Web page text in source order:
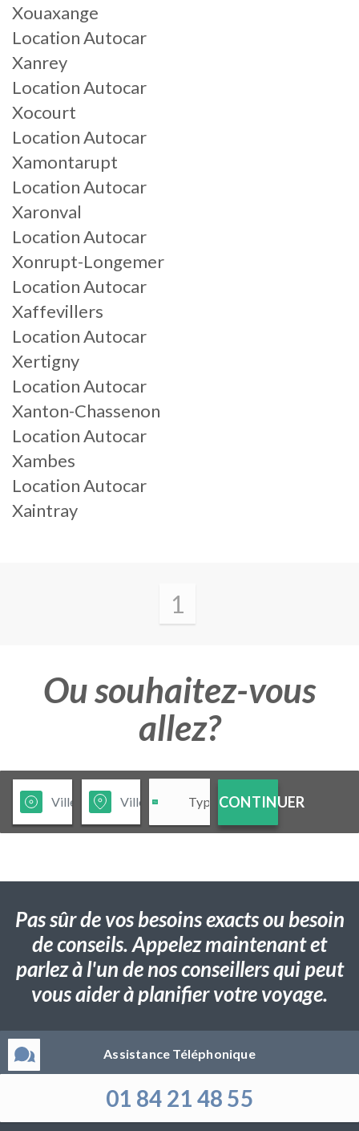
Xouaxange
Location Autocar
Xanrey
Location Autocar
Xocourt
Location Autocar
Xamontarupt
Location Autocar
Xaronval
Location Autocar
Xonrupt-Longemer
Location Autocar
Xaffevillers
Location Autocar
Xertigny
Location Autocar
Xanton-Chassenon
Location Autocar
Xambes
Location Autocar
Xaintray
1
Ou souhaitez-vous
allez?
CONTINUER
Pas sûr de vos besoins exacts ou besoin
de conseils. Appelez maintenant et
parlez à l'un de nos conseillers qui peut
vous aider à planifier votre voyage.
Assistance Téléphonique
01 84 21 48 55